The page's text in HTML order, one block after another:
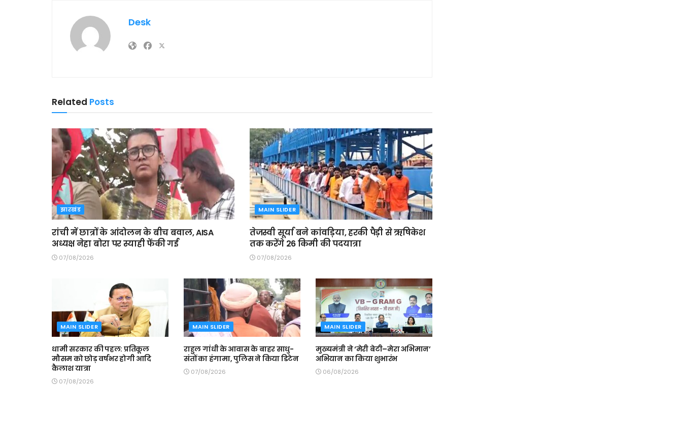
Desk
Related Posts
झारखंड
रांची में छात्रों के आंदोलन के बीच बवाल, AISA
अध्यक्ष नेहा बोरा पर स्याही फेंकी गई
07/08/2026
MAIN SLIDER
तेजस्वी सूर्या बने कांवड़िया, हरकी पैड़ी से ऋषिकेश
तक करेंगे 26 किमी की पदयात्रा
07/08/2026
MAIN SLIDER
धामी सरकार की पहल: प्रतिकूल
मौसम को छोड़ वर्षभर होगी आदि
कैलाश यात्रा
07/08/2026
MAIN SLIDER
राहुल गांधी के आवास के बाहर साधु-
संतों का हंगामा, पुलिस ने किया डिटेन
07/08/2026
MAIN SLIDER
मुख्यमंत्री ने ‘मेरी बेटी–मेरा अभिमान’
अभियान का किया शुभारंभ
06/08/2026